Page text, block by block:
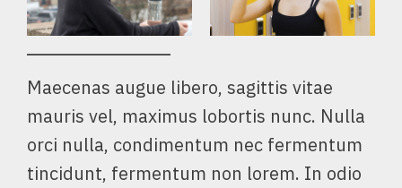
Maecenas augue libero, sagittis vitae
mauris vel, maximus lobortis nunc. Nulla
orci nulla, condimentum nec fermentum
tincidunt, fermentum non lorem. In odio